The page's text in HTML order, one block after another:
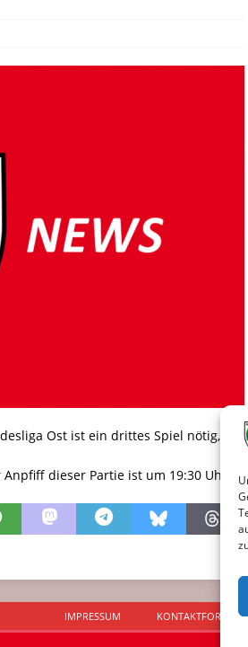
Ost ist ein drittes Spiel nötig, um
dieser Partie ist um 19:30 Uhr.
IMPRESSUM